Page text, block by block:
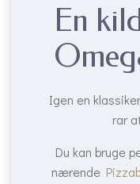
En
Igen en
rar
Du kan bruge
nærende